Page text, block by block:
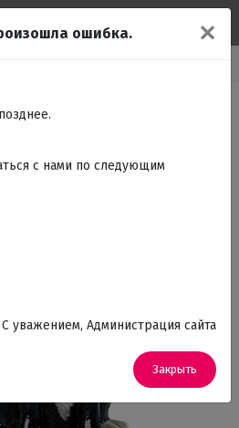
✕
ошибка.
с нами по следующим
C уважением, Администрация сайта
Закрыть